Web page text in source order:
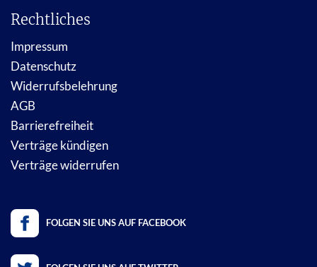
Rechtliches
Impressum
Datenschutz
Widerrufsbelehrung
AGB
Barrierefreiheit
Verträge kündigen
Verträge widerrufen
FOLGEN SIE UNS AUF FACEBOOK